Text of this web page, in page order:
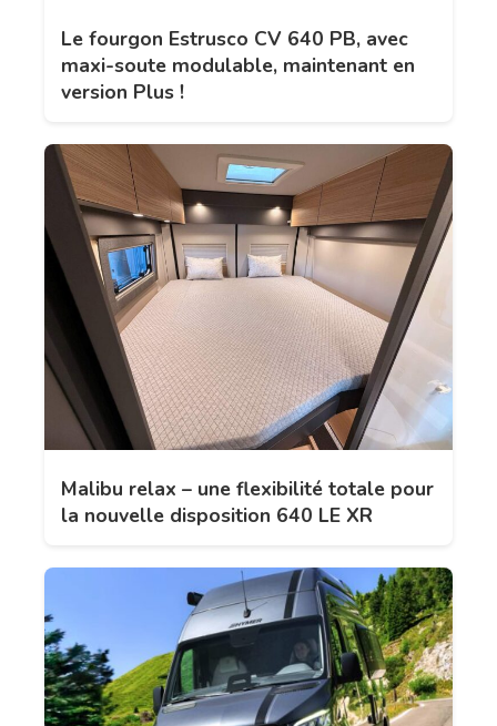
Le fourgon Estrusco CV 640 PB, avec
maxi-soute modulable, maintenant en
version Plus !
Malibu relax – une flexibilité totale pour
la nouvelle disposition 640 LE XR